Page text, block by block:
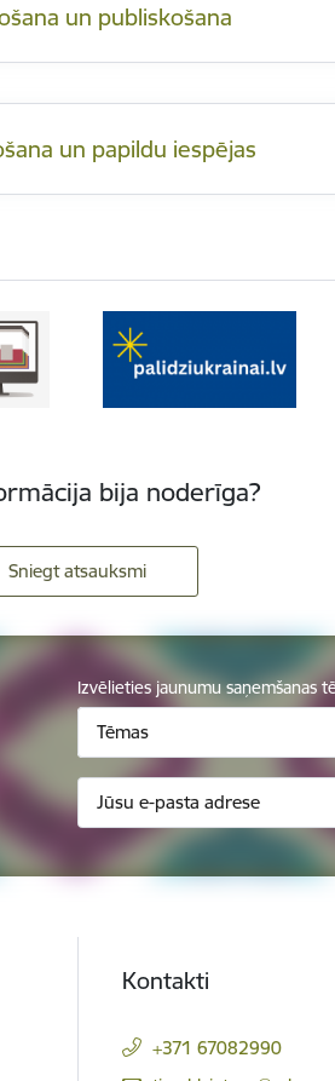
un publiskošana
un papildu iespējas
bija noderīga?
Sniegt atsauksmi
Izvēlieties jaunumu saņemšanas
Tēmas
Kontakti
+371 67082990